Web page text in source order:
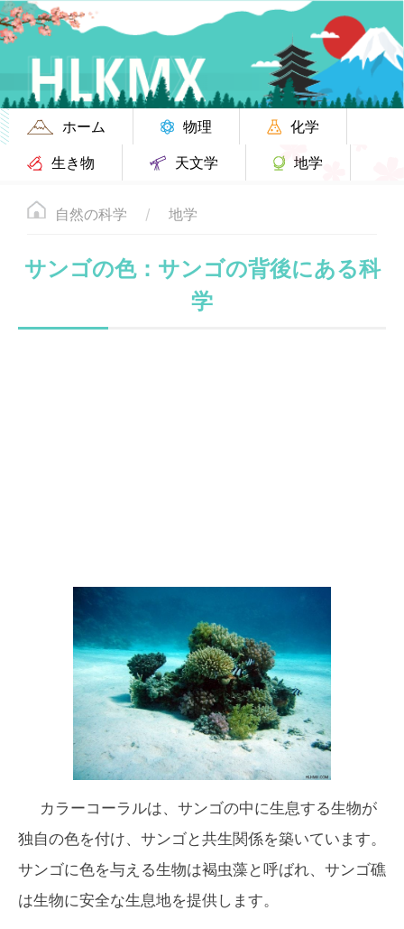
ホーム 物理
化学
生き物
天文学 地学
自然の科学 地学
サンゴの色：サンゴの背後にある科
学
カラーコーラルは、サンゴの中に生息する生物が
独自の色を付け、サンゴと共生関係を築いています。
サンゴに色を与える生物は褐虫藻と呼ばれ、サンゴ礁
は生物に安全な生息地を提供します。